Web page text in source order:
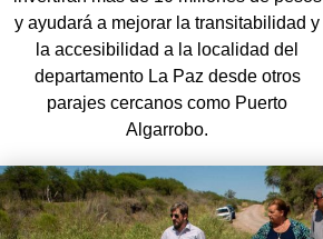
y ayudará a mejorar la transitabilidad y
la accesibilidad a la localidad del
departamento La Paz desde otros
parajes cercanos como Puerto
Algarrobo.